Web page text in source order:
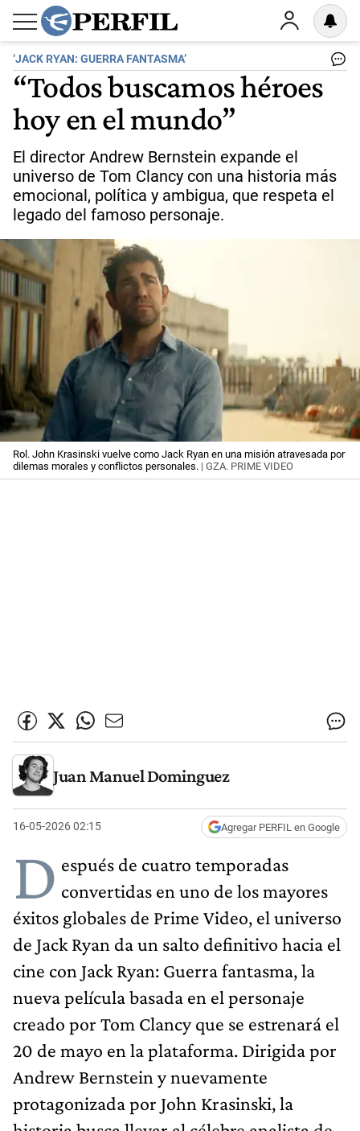
‘JACK RYAN: GUERRA FANTASMA’
“Todos buscamos héroes
hoy en el mundo”
El director Andrew Bernstein expande el
universo de Tom Clancy con una historia más
emocional, política y ambigua, que respeta el
legado del famoso personaje.
Rol. John Krasinski vuelve como Jack Ryan en una misión atravesada por
dilemas morales y conflictos personales. | GZA. PRIME VIDEO
Juan Manuel Dominguez
16-05-2026 02:15 Agregar PERFIL en Google
D espués de cuatro temporadas
convertidas en uno de los mayores
éxitos globales de Prime Video, el universo
de Jack Ryan da un salto definitivo hacia el
cine con Jack Ryan: Guerra fantasma, la
nueva película basada en el personaje
creado por Tom Clancy que se estrenará el
20 de mayo en la plataforma. Dirigida por
Andrew Bernstein y nuevamente
protagonizada por John Krasinski, la